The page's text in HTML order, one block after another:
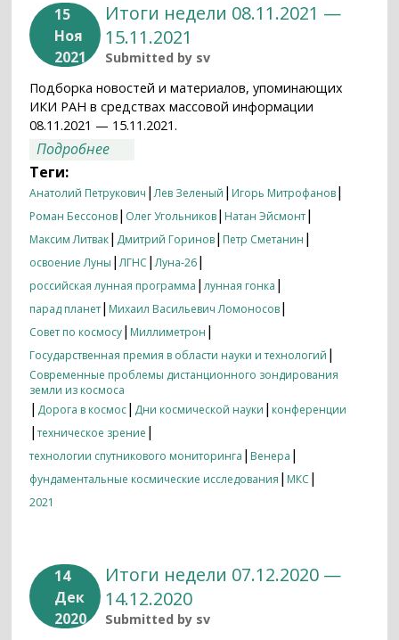
15
Ноя
2021
Итоги недели 08.11.2021 —
15.11.2021
Submitted by sv
Подборка новостей и материалов, упоминающих
ИКИ РАН в средствах массовой информации
08.11.2021 — 15.11.2021.
Подробнее
Теги:
Анатолий Петрукович |Лев Зеленый | Игорь Митрофанов|
Роман Бессонов| Олег Угольников| Натан Эйсмонт|
Максим Литвак| Дмитрий Горинов| Петр Сметанин |
освоение Луны |ЛГНС |Луна-26|
российская лунная программа |лунная гонка |
парад планет| Михаил Васильевич Ломоносов|
Совет по космосу| Миллиметрон |
Государственная премия в области науки и технологий |
Современные проблемы дистанционного зондирования
земли из космоса
| Дорога в космос| Дни космической науки | конференции
|техническое зрение |
технологии спутникового мониторинга | Венера |
фундаментальные космические исследования | МКС |
2021
14
Дек
2020
Итоги недели 07.12.2020 —
14.12.2020
Submitted by sv